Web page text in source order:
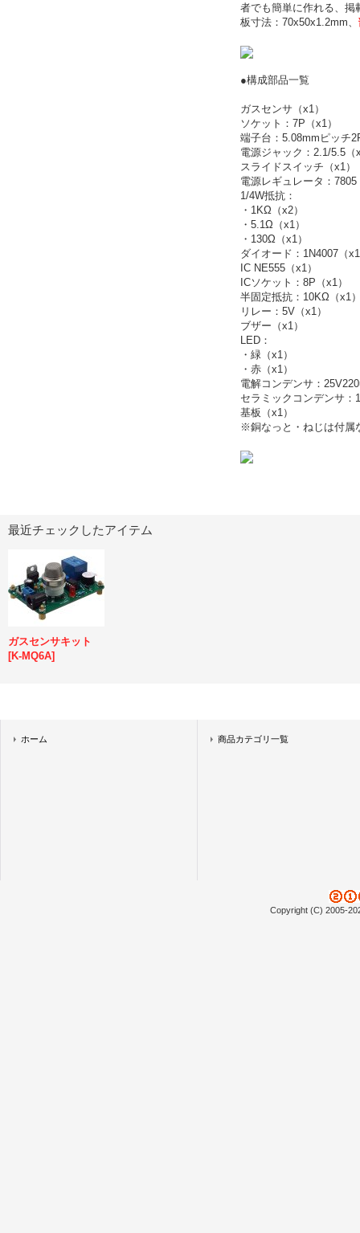
者でも簡単に作れる、掲
板寸法：70x50x1.2mm、
●構成部品一覧
ガスセンサ（x1）
ソケット：7P（x1）
端子台：5.08mmピッチ
電源ジャック：2.1/5.5（
スライドスイッチ（x1）
電源レギュレータ：7805
1/4W抵抗：
・1KΩ（x2）
・5.1Ω（x1）
・130Ω（x1）
ダイオード：1N4007（
IC NE555（x1）
ICソケット：8P（x1）
半固定抵抗：10KΩ（x1
リレー：5V（x1）
ブザー（x1）
LED：
・緑（x1）
・赤（x1）
電解コンデンサ：
セラミックコンデンサ：
基板（x1）
※銅なっと・ねじは付属
最近チェックしたアイテム
ガスセンサキット
[K-MQ6A]
ホーム 商品カテゴリ一覧
Copyright (C) 2005-